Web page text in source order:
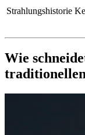
Strahlungshistorie
Wie